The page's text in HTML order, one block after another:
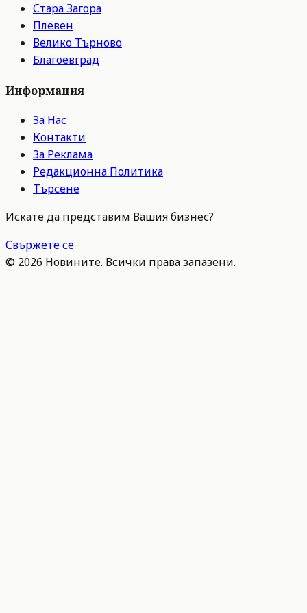
Стара Загора
Плевен
Велико Търново
Благоевград
Информация
За Нас
Контакти
За Реклама
Редакционна Политика
Търсене
Искате да представим Вашия бизнес?
Свържете се
© 2026 Новините. Всички права запазени.